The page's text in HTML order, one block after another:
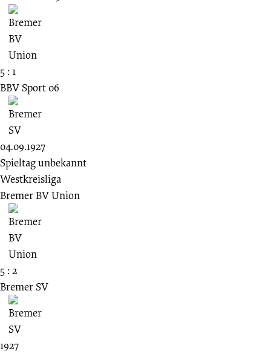
5 : 1
BBV Sport 06
04.09.1927
Spieltag unbekannt
Westkreisliga
Bremer BV Union
5 : 2
Bremer SV
1927